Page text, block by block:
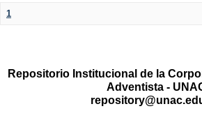
1
Repositorio Institucional de la
Adventista -